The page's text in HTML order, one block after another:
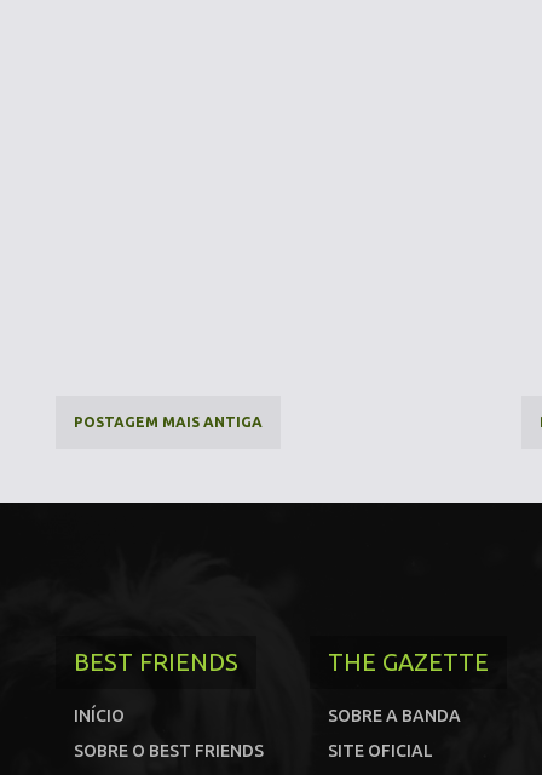
POSTAGEM MAIS ANTIGA
BEST FRIENDS
INÍCIO
SOBRE O BEST FRIENDS
THE GAZETTE
SOBRE A BANDA
SITE OFICIAL